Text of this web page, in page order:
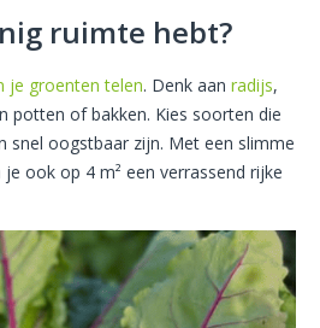
ruimte hebt?
je groenten telen. Denk aan radijs,
potten of bakken. Kies soorten die
snel oogstbaar zijn. Met een slimme
ook op 4 m² een verrassend rijke